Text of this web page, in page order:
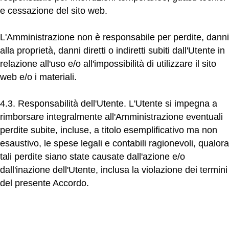
e cessazione del sito web.
L'Amministrazione non è responsabile per perdite, danni
alla proprietà, danni diretti o indiretti subiti dall'Utente in
relazione all'uso e/o all'impossibilità di utilizzare il sito
web e/o i materiali.
4.3. Responsabilità dell'Utente. L'Utente si impegna a
rimborsare integralmente all'Amministrazione eventuali
perdite subite, incluse, a titolo esemplificativo ma non
esaustivo, le spese legali e contabili ragionevoli, qualora
tali perdite siano state causate dall'azione e/o
dall'inazione dell'Utente, inclusa la violazione dei termini
del presente Accordo.